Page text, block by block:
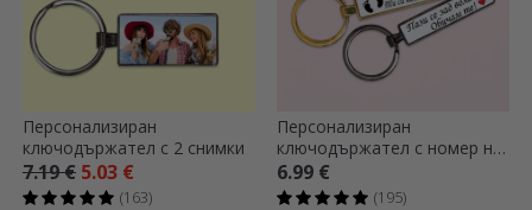
Персонализиран
ключодържател с 2 снимки
7.19 € 5.03 €
(163)
Персонализиран
ключодържател с номер на
кола и послание
6.99 €
(195)